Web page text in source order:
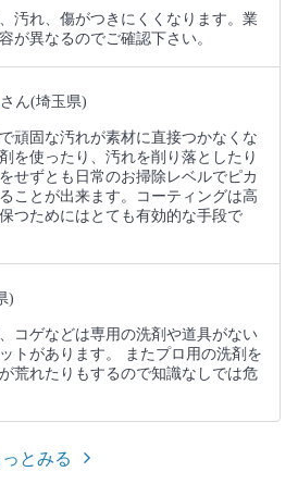
汚れ、傷がつきにくくなります。業
が異なるのでご確認下さい。
さん(埼玉県)
頑固な汚れが素材に直接つかなくな
を使ったり、汚れを削り落としたり
せずとも日常のお掃除レベルでピカ
ことが出来ます。コーティングは高
つためにはとても有効的な手段で
)
コゲなどは専用の洗剤や道具がない
トがあります。 またプロ用の洗剤を
荒れたりもするので知識なしでは危
とみる